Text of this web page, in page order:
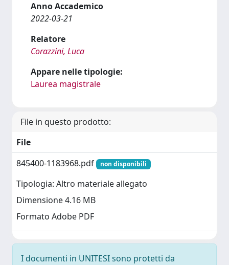
Anno Accademico
2022-03-21
Relatore
Corazzini, Luca
Appare nelle tipologie:
Laurea magistrale
File in questo prodotto:
File
845400-1183968.pdf
non disponibili
Tipologia: Altro materiale allegato
Dimensione 4.16 MB
Formato Adobe PDF
I documenti in UNITESI sono protetti da